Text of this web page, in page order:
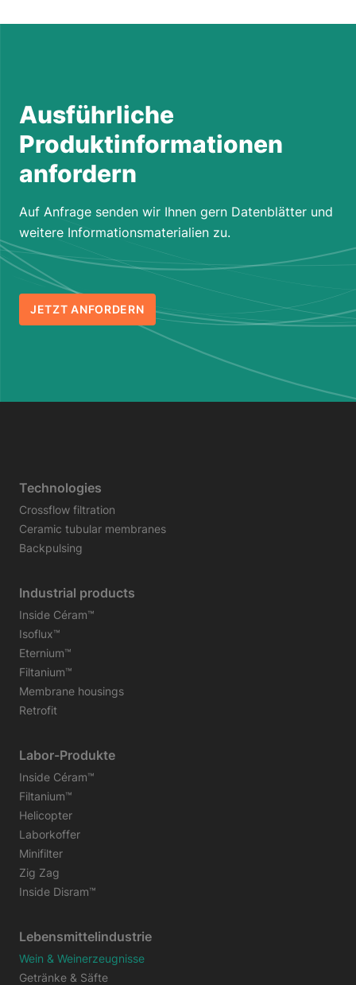
Ausführliche
Produktinformationen
anfordern
Auf Anfrage senden wir Ihnen gern Datenblätter und
weitere Informationsmaterialien zu.
JETZT ANFORDERN
Technologies
Crossflow filtration
Ceramic tubular membranes
Backpulsing
Industrial products
Inside Céram™
Isoflux™
Eternium™
Filtanium™
Membrane housings
Retrofit
Labor-Produkte
Inside Céram™
Filtanium™
Helicopter
Laborkoffer
Minifilter
Zig Zag
Inside Disram™
Lebensmittelindustrie
Wein & Weinerzeugnisse
Getränke & Säfte